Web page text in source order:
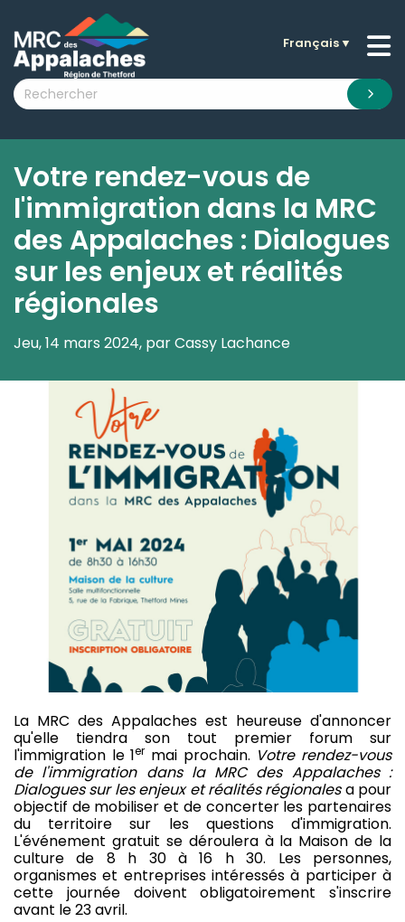
submenu (La MRC )
submenu (Citoyens )
submenu (Nouvelles )
submenu (Documentation )
Français▼
Votre rendez-vous de
l'immigration dans la MRC
des Appalaches : Dialogues
sur les enjeux et réalités
régionales
Jeu, 14 mars 2024, par Cassy Lachance
La MRC des Appalaches est heureuse d'annoncer
qu'elle tiendra son tout premier forum sur
l'immigration le 1er mai prochain. Votre rendez-vous
de l'immigration dans la MRC des Appalaches :
Dialogues sur les enjeux et réalités régionalesa pour
objectif de mobiliser et de concerter les partenaires
du territoire sur les questions d'immigration.
L'événement gratuit se déroulera à la Maison de la
culture de 8 h 30 à 16 h 30. Les personnes,
organismes et entreprises intéressés à participer à
cette journée doivent obligatoirement s'inscrire
avant le 23 avril.